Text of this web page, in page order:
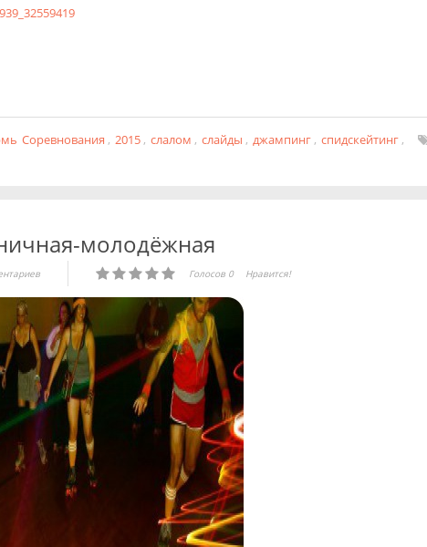
Соревнования , 2015 , слалом , слайды , джампинг , спидскейтинг ,
молодёжная
Голосов 0 Нравится!